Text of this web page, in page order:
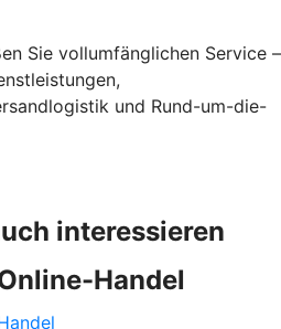
Sie vollumfänglichen Service –
und Rund-um-die-
interessieren
Handel